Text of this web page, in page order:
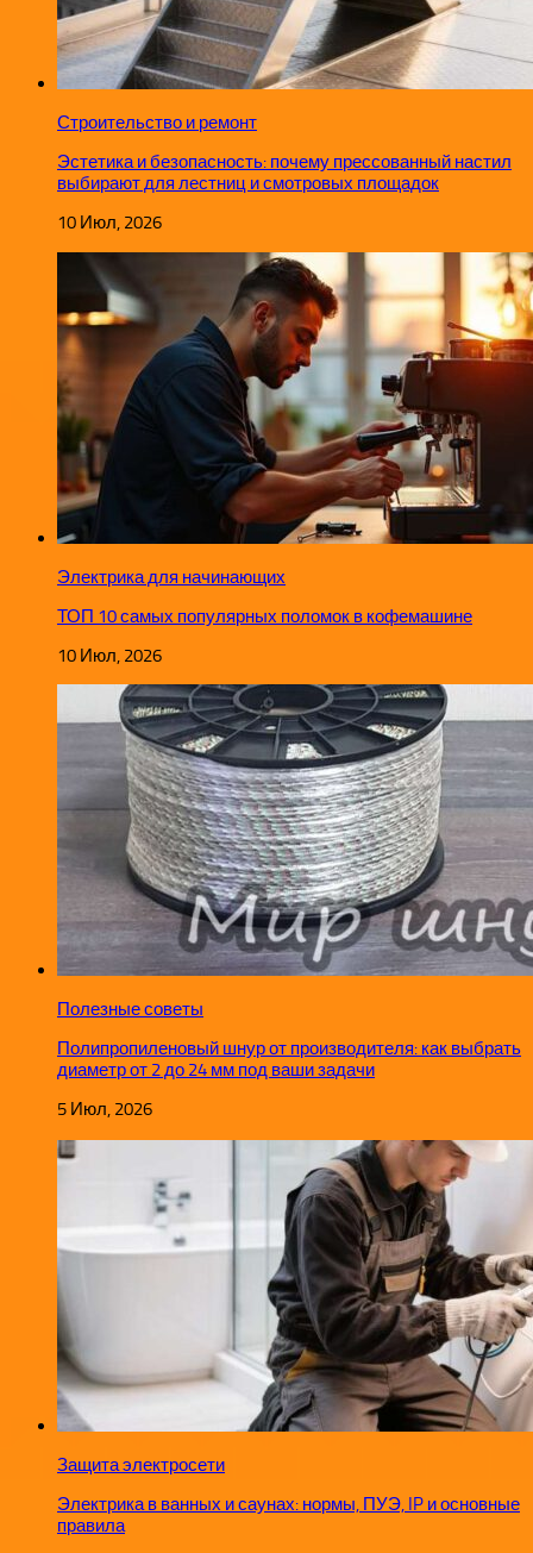
Строительство и ремонт
Эстетика и безопасность: почему прессованный настил
выбирают для лестниц и смотровых площадок
10 Июл, 2026
Электрика для начинающих
ТОП 10 самых популярных поломок в кофемашине
10 Июл, 2026
Полезные советы
Полипропиленовый шнур от производителя: как выбрать
диаметр от 2 до 24 мм под ваши задачи
5 Июл, 2026
Защита электросети
Электрика в ванных и саунах: нормы, ПУЭ, IP и основные
правила